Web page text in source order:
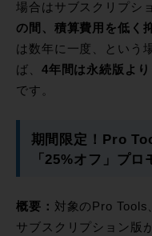
場合はサブスクリプシ
の間、積算費用を低く
は数年に一度、という
ば、 4年間は永続版よ
です。
期間限定！Pro
「25%オフ」プロ
概要： 対象のPro
サブスクリプション版